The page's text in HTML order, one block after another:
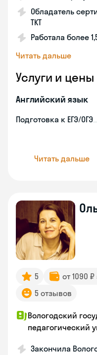
Обладатель
TKT
Работала более
Читать дальше
Услуги и цены
Английский язык
Подготовка к ЕГЭ/ОГЭ
Читать дальше
5 от 1090
5 отзывов
Вологодский
педагогический
Закончила